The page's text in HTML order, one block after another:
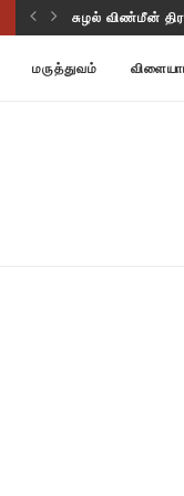
அன்னோம்
மருத்துவம்